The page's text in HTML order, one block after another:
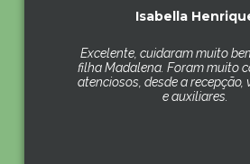
Isabella
Excelente, cuidaram muito
filha Madalena. Foram muito
atenciosos, desde a recepção,
e auxiliares.